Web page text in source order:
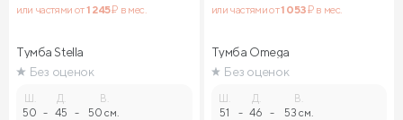
или частями от1 245₽ в мес.
Тумба Stella
Без оценок
Ш.
50 -
Д.
45 -
В.
50 см.
или частями от1 053₽ в мес.
Тумба Omega
Без оценок
Ш.
51 -
Д.
46 -
В.
53 см.